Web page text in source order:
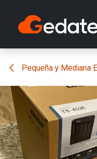
Pequeña y Mediana